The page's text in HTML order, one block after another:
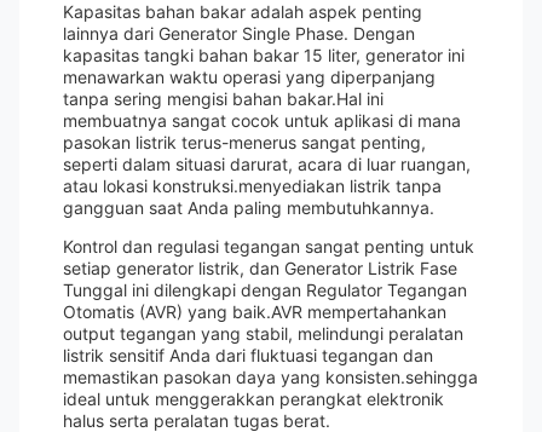
Kapasitas bahan bakar adalah aspek penting
lainnya dari Generator Single Phase. Dengan
kapasitas tangki bahan bakar 15 liter, generator ini
menawarkan waktu operasi yang diperpanjang
tanpa sering mengisi bahan bakar.Hal ini
membuatnya sangat cocok untuk aplikasi di mana
pasokan listrik terus-menerus sangat penting,
seperti dalam situasi darurat, acara di luar ruangan,
atau lokasi konstruksi.menyediakan listrik tanpa
gangguan saat Anda paling membutuhkannya.
Kontrol dan regulasi tegangan sangat penting untuk
setiap generator listrik, dan Generator Listrik Fase
Tunggal ini dilengkapi dengan Regulator Tegangan
Otomatis (AVR) yang baik.AVR mempertahankan
output tegangan yang stabil, melindungi peralatan
listrik sensitif Anda dari fluktuasi tegangan dan
memastikan pasokan daya yang konsisten.sehingga
ideal untuk menggerakkan perangkat elektronik
halus serta peralatan tugas berat.